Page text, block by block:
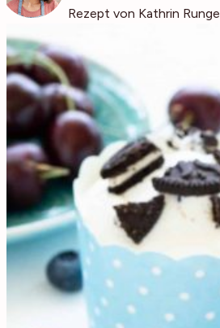
Rezept von Kathrin Runge